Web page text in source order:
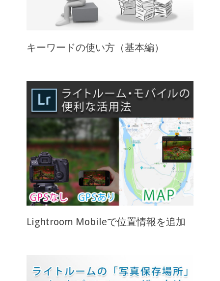
キーワードの使い方（基本編）
Lightroom Mobileで位置情報を追加